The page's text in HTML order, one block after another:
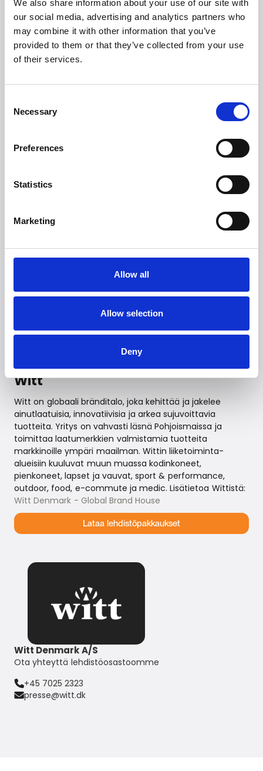
We also share information about your use of our site with
our social media, advertising and analytics partners who
may combine it with other information that you’ve
provided to them or that they’ve collected from your use
of their services.
Selection
Necessary
Preferences
Statistics
Marketing
Allow all
Allow selection
Deny
Korkearesoluutioisetkuvat
Korkearesoluutioiset kuvat:https://we.tl/t-EGTN80cbLU
--
Lisätietoja:
Country Manager, Finland
Puhelin: 040 5305091
Liebherr Group
Liebherr Group on perheomisteinen teknologiayritys, joka
tunnetaan laajasta ja monipuolisesta
tuotevalikoimastaan. Yritys on yksi maailman
tarjoaa korkealaatuisia ja käyttäjäystävällisiä tuotteita ja
palveluja monille muillekin sektoreille. Tänä päivänä
Lisätietoja Liebherristä:Liebherr.com
Witt
Witt on globaali bränditalo, joka kehittää ja jakelee
ainutlaatuisia, innovatiivisia ja arkea sujuvoittavia
tuotteita. Yritys on vahvasti läsnä Pohjoismaissa ja
toimittaa laatumerkkien valmistamia tuotteita
markkinoille ympäri maailman. Wittin liiketoiminta-
alueisiin kuuluvat muun muassa kodinkoneet,
pienkoneet, lapset ja vauvat, sport & performance,
outdoor, food, e-commute ja medic. Lisätietoa Wittistä:
Witt Denmark - Global Brand House
Lataa lehdistöpakkaukset
Witt Denmark A/S
Ota yhteyttä lehdistöosastoomme
+45 7025 2323
presse@witt.dk